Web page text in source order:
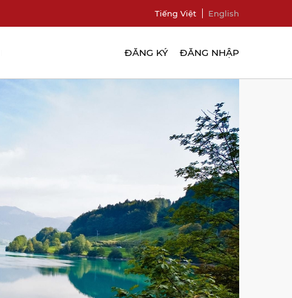
Tiếng Việt English
ĐĂNG KÝ ĐĂNG NHẬP